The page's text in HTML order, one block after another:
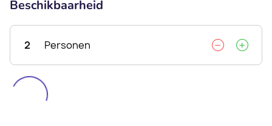
Beschikbaarheid
2 Personen